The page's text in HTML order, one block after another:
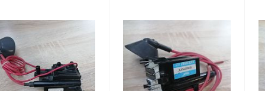
В корзину
В наличии: 1шт.
В корзину
Сравнение
избранное
В наличии: 1шт.